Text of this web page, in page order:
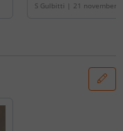
S Gulbitti | 21 november